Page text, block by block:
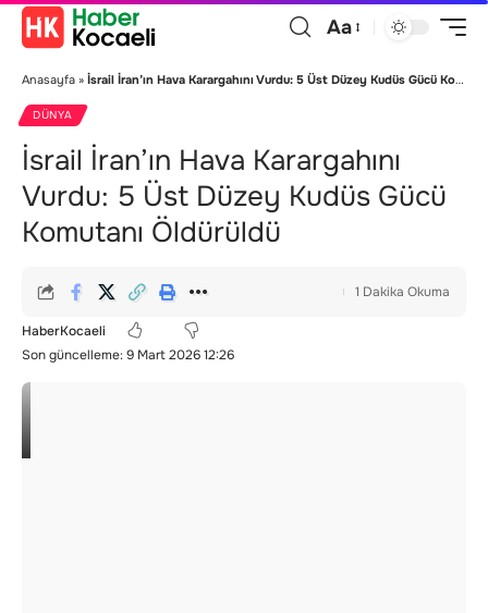
Aa
Anasayfa » İsrail İran’ın Hava Karargahını Vurdu: 5 Üst Düzey Kudüs Gücü Komutanı Öldürüldü
DÜNYA
İsrail İran’ın Hava Karargahını
Vurdu: 5 Üst Düzey Kudüs Gücü
Komutanı Öldürüldü
Son güncelleme: 9 Mart 2026 12:26
HaberKocaeli
1 Dakika Okuma